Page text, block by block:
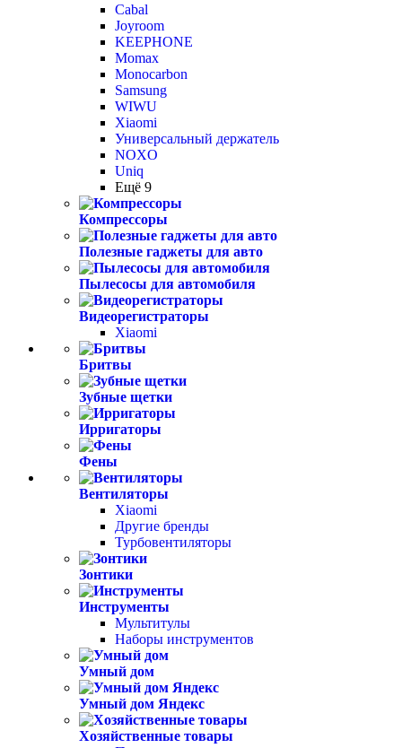
Cabal
Joyroom
KEEPHONE
Momax
Monocarbon
Samsung
WIWU
Xiaomi
Универсальный держатель
NOXO
Uniq
Ещё 9
Компрессоры
Полезные гаджеты для авто
Пылесосы для автомобиля
Видеорегистраторы
Xiaomi
Бритвы
Зубные щетки
Ирригаторы
Фены
Вентиляторы
Xiaomi
Другие бренды
Турбовентиляторы
Зонтики
Инструменты
Мультитулы
Наборы инструментов
Умный дом
Умный дом Яндекс
Хозяйственные товары